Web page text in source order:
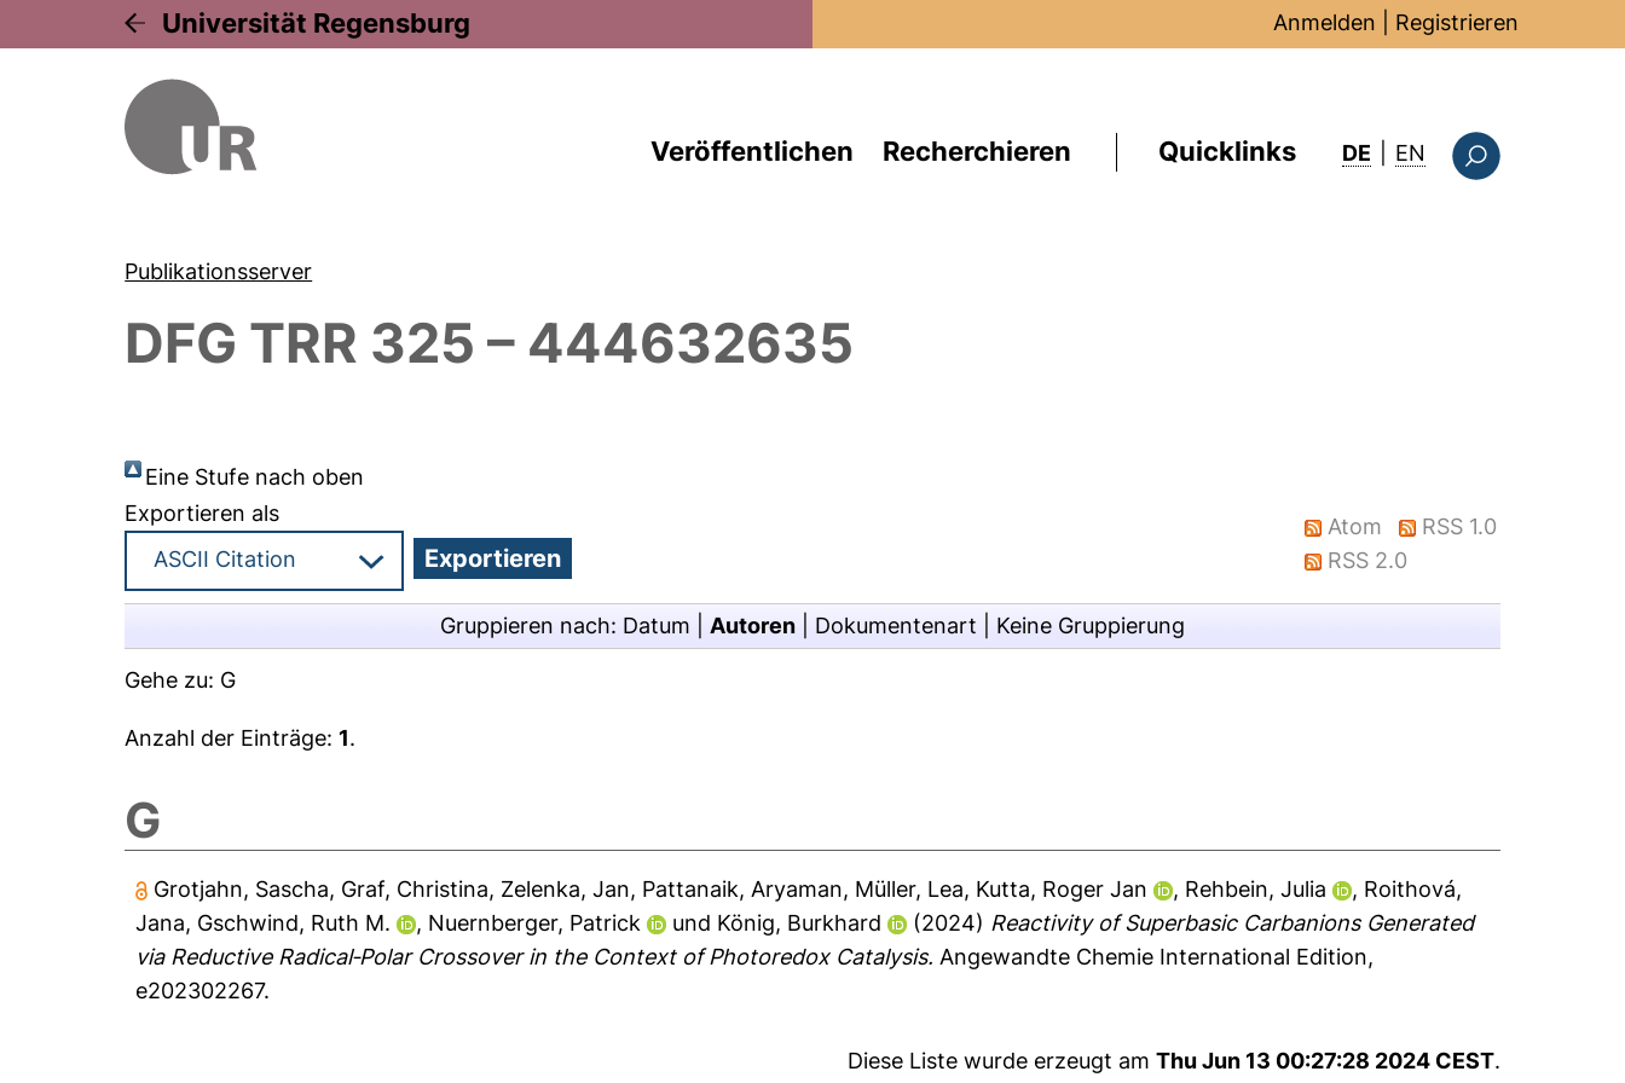
Universität Regensburg Anmelden Registrieren
Veröffentlichen Recherchieren Quicklinks DE EN : this page in
Publikationsserver
DFG TRR 325 – 444632635
Eine Stufe nach oben
Exportieren als
Atom
RSS 1.0
RSS 2.0
Gruppieren nach: Datum Autoren Dokumentenart Keine Gruppierung
Gehe zu: G
Anzahl der Einträge:1.
G
Grotjahn, Sascha, Graf, Christina, Zelenka, Jan, Pattanaik, Aryaman, Müller, Lea, Kutta, Roger Jan , Rehbein, Julia , Roithová,
Jana, Gschwind, Ruth M. , Nuernberger, Patrick und König, Burkhard (2024) Reactivity of Superbasic Carbanions Generated
via Reductive Radical‐Polar Crossover in the Context of Photoredox Catalysis. Angewandte Chemie International Edition,
e202302267.
Diese Liste wurde erzeugt am Thu Jun 13 00:27:28 2024 CEST.